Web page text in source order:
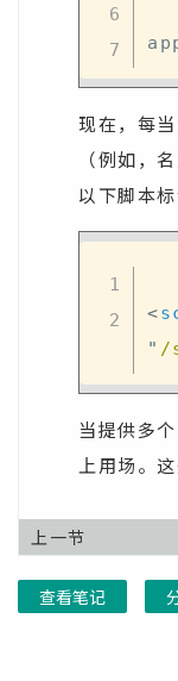
现在，每
（例如，
以下脚本
<
" /
当提供多
上用场。
上一节
查看笔记